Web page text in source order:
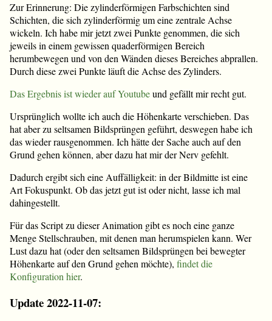
Zur Erinnerung: Die zylinderförmigen Farbschichten sind
Schichten, die sich zylinderförmig um eine zentrale Achse
wickeln. Ich habe mir jetzt zwei Punkte genommen, die sich
jeweils in einem gewissen quaderförmigen Bereich
herumbewegen und von den Wänden dieses Bereiches abprallen.
Durch diese zwei Punkte läuft die Achse des Zylinders.
Das Ergebnis ist wieder auf Youtubeund gefällt mir recht gut.
Ursprünglich wollte ich auch die Höhenkarte verschieben. Das
hat aber zu seltsamen Bildsprüngen geführt, deswegen habe ich
das wieder rausgenommen. Ich hätte der Sache auch auf den
Grund gehen können, aber dazu hat mir der Nerv gefehlt.
Dadurch ergibt sich eine Auffälligkeit: in der Bildmitte ist eine
Art Fokuspunkt. Ob das jetzt gut ist oder nicht, lasse ich mal
dahingestellt.
Für das Script zu dieser Animation gibt es noch eine ganze
Menge Stellschrauben, mit denen man herumspielen kann. Wer
Lust dazu hat (oder den seltsamen Bildsprüngen bei bewegter
Höhenkarte auf den Grund gehen möchte), findet die
Konfiguration hier.
Update 2022-11-07: